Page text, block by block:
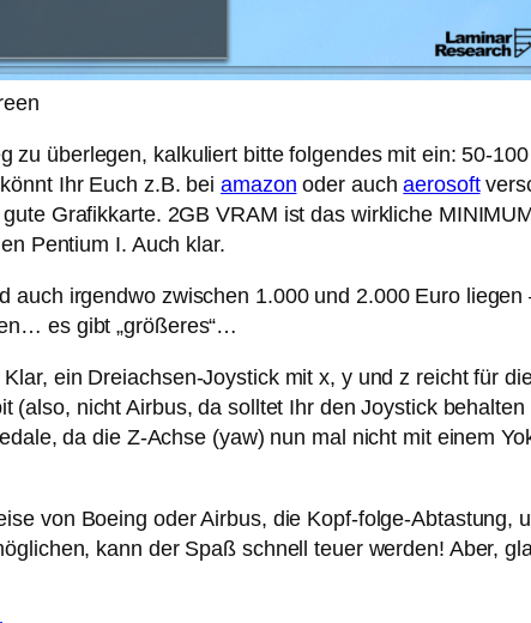
überlegen, kalkuliert bitte folgendes mit ein: 50-
Ihr Euch z.B. beiamazon oder auchaerosoft
Grafikkarte. 2GB VRAM ist das wirkliche
Pentium I. Auch klar.
irgendwo zwischen 1.000 und 2.000 Euro
es gibt „größeres“…
ein Dreiachsen-Joystick mit x, y und z reicht für
(also, nicht Airbus, da solltet Ihr den Joystick
da die Z-Achse (yaw) nun mal nicht mit einem
von Boeing oder Airbus, die Kopf-folge-
kann der Spaß schnell teuer werden! Aber,